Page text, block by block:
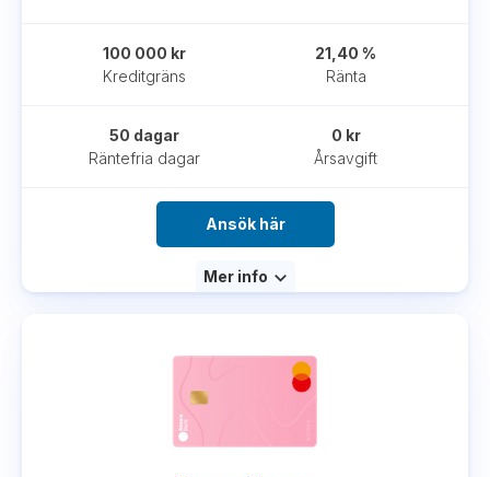
Kreditgräns
100 000 kr
Ränta
21,40 %
Räntefria dagar
50 dagar
Årsavgift
0 kr
Ansök här
Mer info